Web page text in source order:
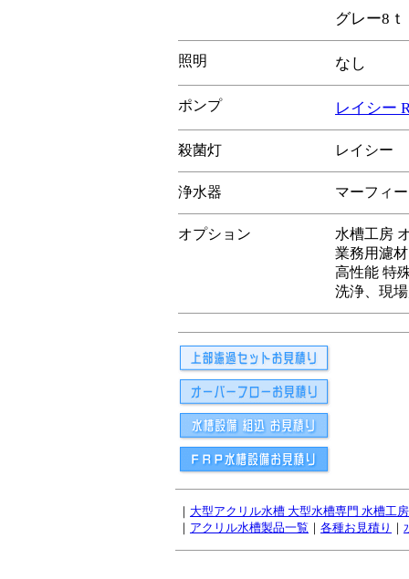
グレー8
照明 なし
ポンプ レイシー
殺菌灯 レイシー
浄水器 マーフィ
オプション
水槽工房
業務用濾
高性能 特
洗浄、現
｜ 大型アクリル水槽 大型水槽専門 水槽工
｜ アクリル水槽製品一覧 ｜ 各種お見積り ｜